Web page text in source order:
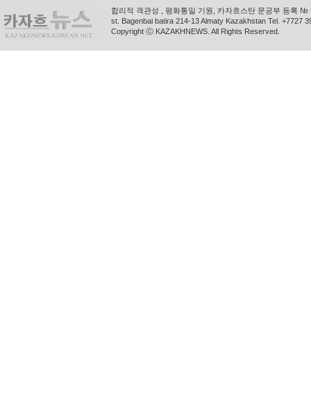
합리적 객관성 , 평화통일 기원, 카자흐스탄 문공부 등록
st. Bagenbai batira 214-13 Almaty Kazakhstan Tel. +7727
Copyright ⓒ KAZAKHNEWS. All Rights Reserved.